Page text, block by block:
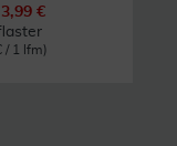
3,99 €
/ 1 lfm)